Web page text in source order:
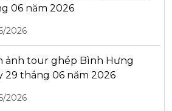
06 năm 2026
2026
ảnh tour ghép Bình Hưng
29 tháng 06 năm 2026
2026